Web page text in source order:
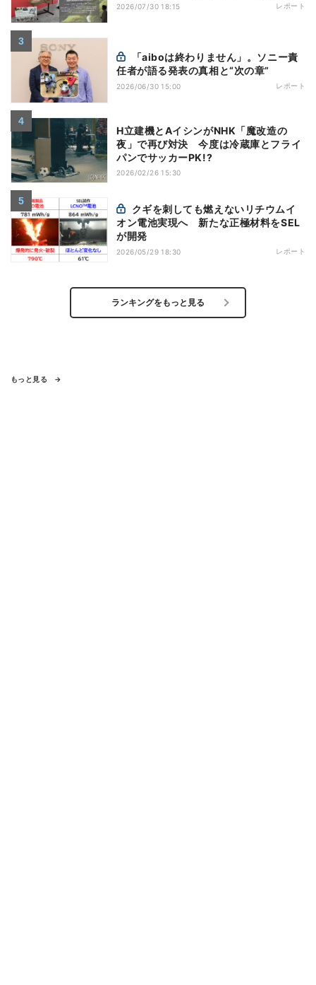
2026/07/30 18:15 レポート
任者が語る発表の真相と“次の章”
2026/06/30 15:00 レポート
H立建機とAイシンがNHK「魔改造の
夜」で再び対決 今度は冷蔵庫とフライ
パンでサッカーPK!?
2026/02/26 15:30
オン電池実現へ 新たな正極材料をSEL
が開発
2026/05/29 18:30 レポート
ランキングをもっと見る
もっと見る